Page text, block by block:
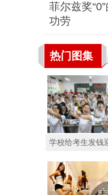
菲尔兹奖
功劳
热门图集
学校给考生发钱